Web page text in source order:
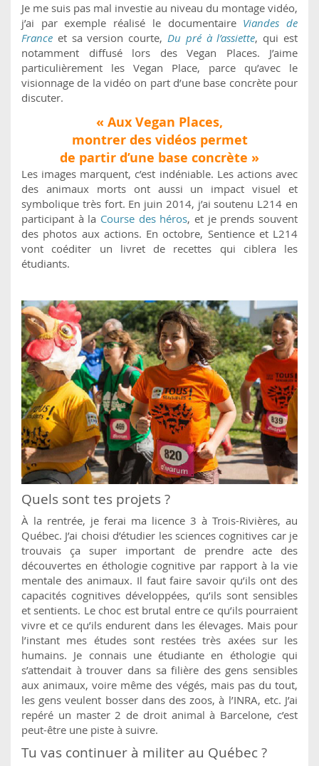
Je me suis pas mal investie au niveau du montage vidéo,
j’ai par exemple réalisé le documentaire Viandes de
France et sa version courte, Du pré à l’assiette, qui est
notamment diffusé lors des Vegan Places. J’aime
particulièrement les Vegan Place, parce qu’avec le
visionnage de la vidéo on part d’une base concrète pour
discuter.
« Aux Vegan Places,
montrer des vidéos permet
de partir d’une base concrète »
Les images marquent, c’est indéniable. Les actions avec
des animaux morts ont aussi un impact visuel et
symbolique très fort. En juin 2014, j’ai soutenu L214 en
participant à la Course des héros, et je prends souvent
des photos aux actions. En octobre, Sentience et L214
vont coéditer un livret de recettes qui ciblera les
étudiants.
Quels sont tes projets ?
À la rentrée, je ferai ma licence 3 à Trois-Rivières, au
Québec. J’ai choisi d’étudier les sciences cognitives car je
trouvais ça super important de prendre acte des
découvertes en éthologie cognitive par rapport à la vie
mentale des animaux. Il faut faire savoir qu’ils ont des
capacités cognitives développées, qu’ils sont sensibles
et sentients. Le choc est brutal entre ce qu’ils pourraient
vivre et ce qu’ils endurent dans les élevages. Mais pour
l’instant mes études sont restées très axées sur les
humains. Je connais une étudiante en éthologie qui
s’attendait à trouver dans sa filière des gens sensibles
aux animaux, voire même des végés, mais pas du tout,
les gens veulent bosser dans des zoos, à l’INRA, etc. J’ai
repéré un master 2 de droit animal à Barcelone, c’est
peut-être une piste à suivre.
Tu vas continuer à militer au Québec ?